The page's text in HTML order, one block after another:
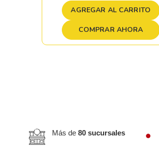
AGREGAR AL CARRITO
COMPRAR AHORA
Más de 80 sucursales